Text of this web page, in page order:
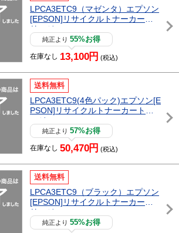
LPCA3ETC9（マゼンタ）エプソン
[EPSON]リサイクルトナーカート
リッジ
純正より55%お得
在庫なし 13,100円 (税込)
送料無料
LPCA3ETC9(4色パック)エプソン[E
PSON]リサイクルトナーカートリ
ッジ
純正より57%お得
在庫なし 50,470円 (税込)
送料無料
LPCA3ETC9（ブラック）エプソン
[EPSON]リサイクルトナーカート
リッジ
純正より55%お得